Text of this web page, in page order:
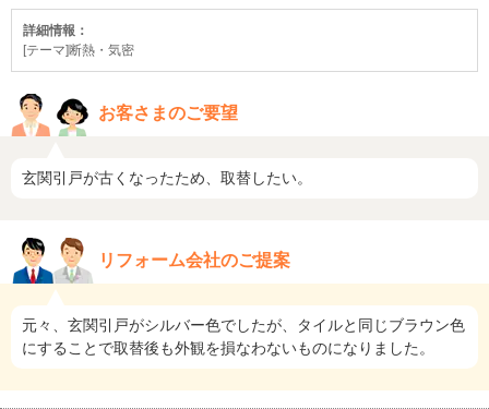
詳細情報：
[テーマ]断熱・気密
お客さまのご要望
玄関引戸が古くなったため、取替したい。
リフォーム会社のご提案
元々、玄関引戸がシルバー色でしたが、タイルと同じブラウン色
にすることで取替後も外観を損なわないものになりました。